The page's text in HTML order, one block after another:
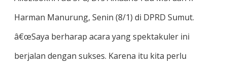
Harman Manurung, Senin (8/1) di DPRD Sumut.
â€œSaya berharap acara yang spektakuler ini
berjalan dengan sukses. Karena itu kita perlu